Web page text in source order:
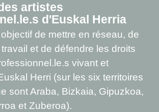
artistes
d'Euskal Herria
de mettre en réseau, de
et de défendre les droits
vivant et
Herri (sur les six territoires
sont Araba, Bizkaia, Gipuzkoa,
et Zuberoa).